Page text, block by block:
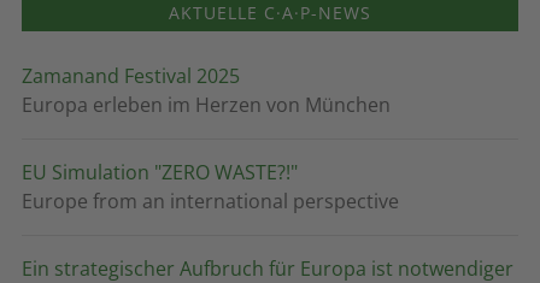
AKTUELLE C·A·P-NEWS
Zamanand Festival 2025
Europa erleben im Herzen von München
EU Simulation "ZERO WASTE?!"
Europe from an international perspective
Ein strategischer Aufbruch für Europa ist notwendiger